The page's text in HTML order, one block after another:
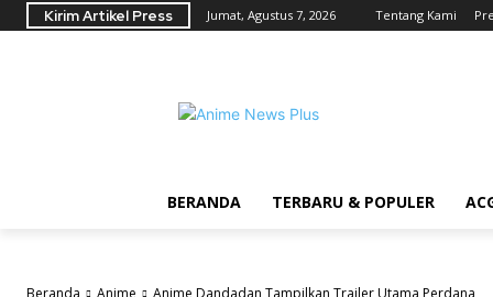
Kirim Artikel Press Jumat, Agustus 7, 2026 Tentang Kami
BERANDA TERBARU & POPULER
Beranda Anime Anime Dandadan Tampilkan Trailer Utama Perdana